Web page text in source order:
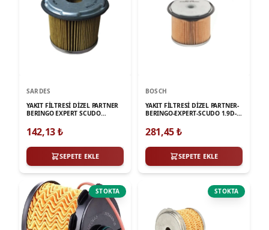
SARDES
YAKIT FİLTRESİ DİZEL PARTNER
BERINGO EXPERT SCUDO
142,13₺
SEPETE EKLE
BOSCH
YAKIT FİLTRESİ DİZEL PARTNER-
BERINGO-EXPERT-SCUDO 1.9D-
281,45₺
SEPETE EKLE
STOKTA STOKTA